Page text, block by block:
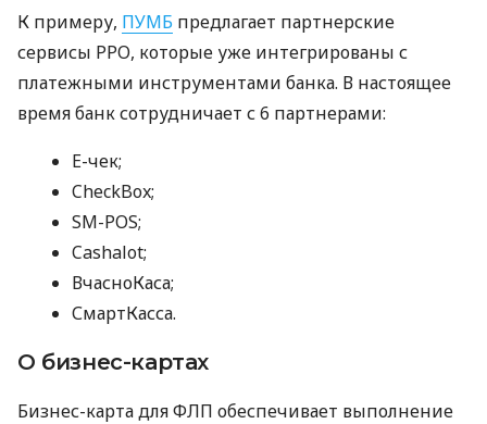
К примеру, ПУМБ предлагает партнерские
сервисы РРО, которые уже интегрированы с
платежными инструментами банка. В настоящее
время банк сотрудничает с 6 партнерами:
E-чек;
CheckBox;
SM-POS;
Cashalot;
ВчасноКаса;
СмартКасса.
О бизнес-картах
Бизнес-карта для ФЛП обеспечивает выполнение